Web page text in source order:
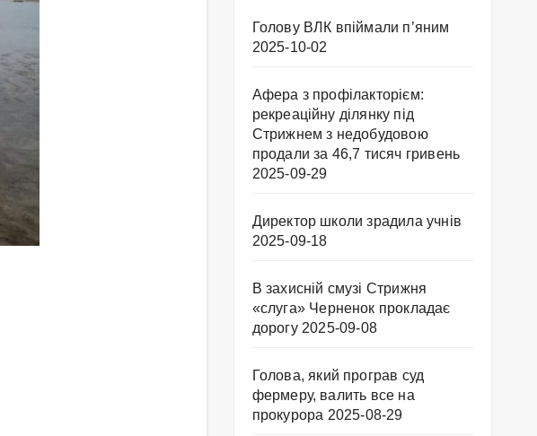
Голову ВЛК впіймали п’яним
2025-10-02
Афера з профілакторієм:
рекреаційну ділянку під
Стрижнем з недобудовою
продали за 46,7 тисяч гривень
2025-09-29
Директор школи зрадила учнів
2025-09-18
В захисній смузі Стрижня
«слуга» Черненок прокладає
дорогу 2025-09-08
Голова, який програв суд
фермеру, валить все на
прокурора 2025-08-29